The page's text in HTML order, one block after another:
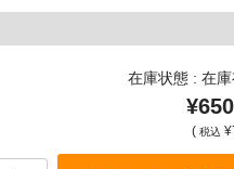
在庫状態 : 在庫
¥650
( 税込